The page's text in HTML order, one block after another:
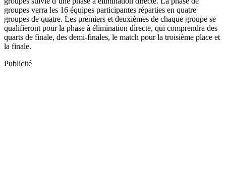
groupes verra les 16 équipes participantes réparties en quatre
groupes de quatre. Les premiers et deuxièmes de chaque groupe se
qualifieront pour la phase à élimination directe, qui comprendra des
quarts de finale, des demi‑finales, le match pour la troisième place et
la finale.
Publicité